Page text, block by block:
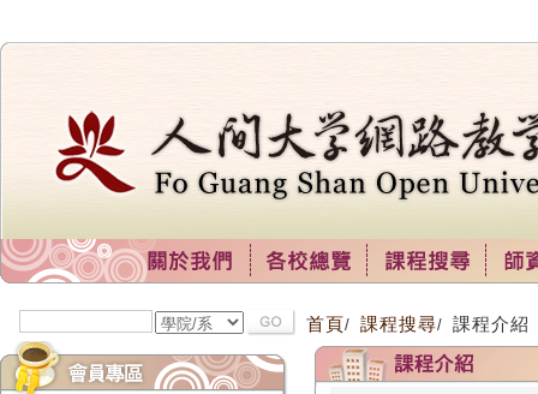
首頁/ 課程搜尋/ 課程介紹